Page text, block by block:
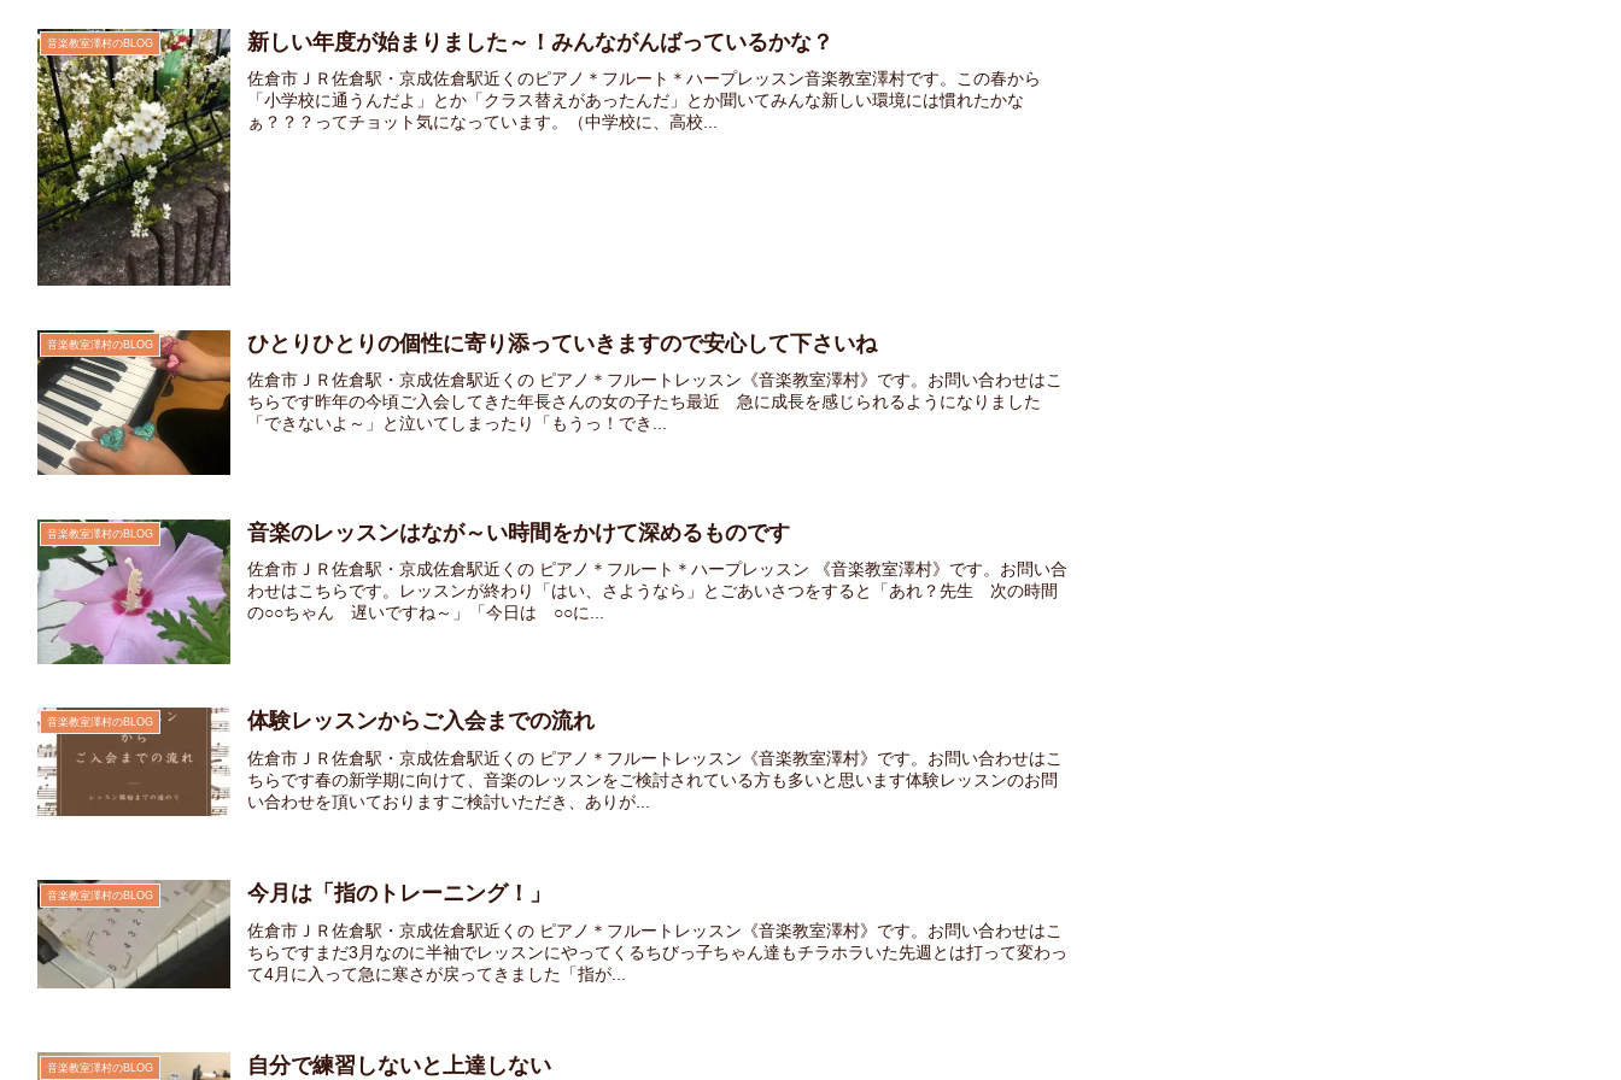
音楽教室澤村のBLOG 新しい年度が始まりました～！みんながんばっているかな？
佐倉市ＪＲ佐倉駅・京成佐倉駅近くのピアノ＊フルート＊ハープレッスン音楽教室澤村です。この春から
「小学校に通うんだよ」とか「クラス替えがあったんだ」とか聞いてみんな新しい環境には慣れたかな
ぁ？？？ってチョット気になっています。（中学校に、高校...
音楽教室澤村のBLOG ひとりひとりの個性に寄り添っていきますので安心して下さいね
佐倉市ＪＲ佐倉駅・京成佐倉駅近くの ピアノ＊フルートレッスン《音楽教室澤村》です。お問い合わせはこ
ちらです昨年の今頃ご入会してきた年長さんの女の子たち最近 急に成長を感じられるようになりました
「できないよ～」と泣いてしまったり「もうっ！でき...
音楽教室澤村のBLOG 音楽のレッスンはなが～い時間をかけて深めるものです
佐倉市ＪＲ佐倉駅・京成佐倉駅近くの ピアノ＊フルート＊ハープレッスン 《音楽教室澤村》です。お問い合
わせはこちらです。レッスンが終わり「はい、さようなら」とごあいさつをすると「あれ？先生 次の時間
の○○ちゃん 遅いですね～」「今日は ○○に...
音楽教室澤村のBLOG 体験レッスンからご入会までの流れ
佐倉市ＪＲ佐倉駅・京成佐倉駅近くの ピアノ＊フルートレッスン《音楽教室澤村》です。お問い合わせはこ
ちらです春の新学期に向けて、音楽のレッスンをご検討されている方も多いと思います体験レッスンのお問
い合わせを頂いておりますご検討いただき、ありが...
音楽教室澤村のBLOG 今月は「指のトレーニング！」
佐倉市ＪＲ佐倉駅・京成佐倉駅近くの ピアノ＊フルートレッスン《音楽教室澤村》です。お問い合わせはこ
ちらですまだ3月なのに半袖でレッスンにやってくるちびっ子ちゃん達もチラホラいた先週とは打って変わっ
て4月に入って急に寒さが戻ってきました「指が...
音楽教室澤村のBLOG 自分で練習しないと上達しない